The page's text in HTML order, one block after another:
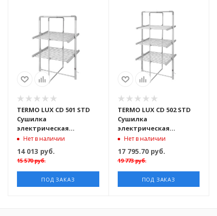
TERMO LUX CD 501 STD
Сушилка
электрическая
модификация BK - 702
Нет в наличии
14 013 руб.
15 570руб.
ПОД ЗАКАЗ
TERMO LUX CD 502 STD
Сушилка
электрическая
модификация BK - 703
Нет в наличии
17 795.70руб.
19 773руб.
ПОД ЗАКАЗ